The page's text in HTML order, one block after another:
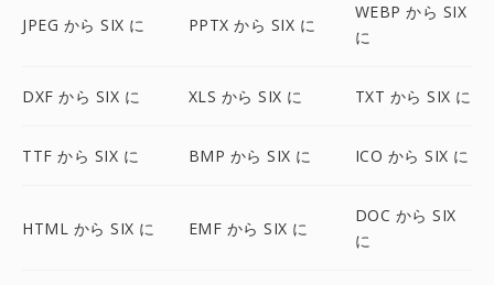
JPEG から SIX に PPTX から SIX に
WEBP から SIX
に
DXF から SIX に XLS から SIX に TXT から SIX に
TTF から SIX に BMP から SIX に ICO から SIX に
HTML から SIX に EMF から SIX に
DOC から SIX
に